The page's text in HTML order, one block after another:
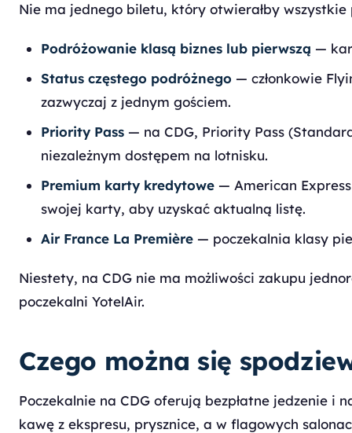
Nie ma jednego biletu, który otwierałby
Podróżowanie klasą biznes lub pierwszą —
Status częstego podróżnego — członkowie
zazwyczaj z jednym gościem.
Priority Pass — na CDG, Priority Pass
niezależnym dostępem na lotnisku.
Premium karty kredytowe — American
swojej karty, aby uzyskać aktualną listę.
Air France La Première — poczekalnia klasy
Niestety, na CDG nie ma możliwości zakupu
poczekalni YotelAir.
Czego można się
Poczekalnie na CDG oferują bezpłatne jedzenie
kawę z ekspresu, prysznice, a w flagowych